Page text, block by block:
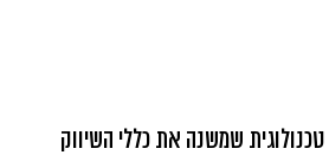
שמשנה את כללי השיווק